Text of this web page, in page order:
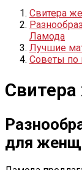
Свитера
Ламода
Лучшие
Советы по
для